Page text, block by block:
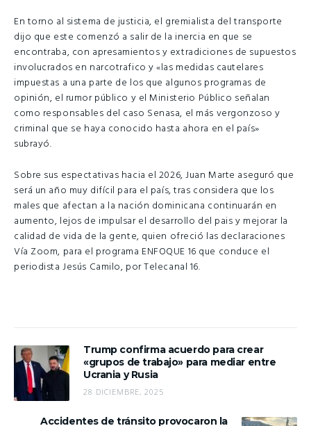
En torno al sistema de justicia, el gremialista del transporte
dijo que este comenzó a salir de la inercia en que se
encontraba, con apresamientos y extradiciones de supuestos
involucrados en narcotrafico y «las medidas cautelares
impuestas a una parte de los que algunos programas de
opinión, el rumor público y el Ministerio Público señalan
como responsables del caso Senasa, el más vergonzoso y
criminal que se haya conocido hasta ahora en el país»
subrayó.
Sobre sus espectativas hacia el 2026, Juan Marte aseguró que
será un año muy difícil para el país, tras considera que los
males que afectan a la nación dominicana continuarán en
aumento, lejos de impulsar el desarrollo del pais y mejorar la
calidad de vida de la gente, quien ofreció las declaraciones
Vía Zoom, para el programa ENFOQUE 16 que conduce el
periodista Jesús Camilo, por Telecanal 16.
Trump confirma acuerdo para crear
«grupos de trabajo» para mediar entre
Ucrania y Rusia
28 DICIEMBRE, 2025
Accidentes de tránsito provocaron la